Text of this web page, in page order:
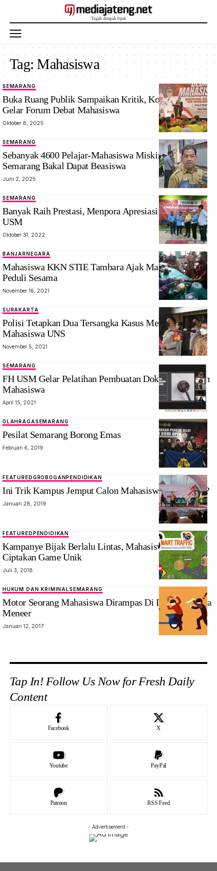
Tag:Mahasiswa
SEMARANG
Buka Ruang Publik Sampaikan Kritik, Kota Semarang
Gelar Forum Debat Mahasiswa
Oktober 8, 2025
SEMARANG
Sebanyak 4600 Pelajar-Mahasiswa Miskin di Kota
Semarang Bakal Dapat Beasiswa
Juni 2, 2025
SEMARANG
Banyak Raih Prestasi, Menpora Apresiasi Mahasiswa
USM
Oktober 31, 2022
BANJARNEGARA
Mahasiswa KKN STIE Tambara Ajak Masyarakat
Peduli Sesama
November 16, 2021
SURAKARTA
Polisi Tetapkan Dua Tersangka Kasus Meninggalnya
Mahasiswa UNS
November 5, 2021
SEMARANG
FH USM Gelar Pelatihan Pembuatan Dokumen Hukum
Mahasiswa
April 15, 2021
OLAHRAGASEMARANG
Pesilat Semarang Borong Emas
Februari 6, 2019
FEATUREDGROBOGANPENDIDIKAN
Ini Trik Kampus Jemput Calon Mahasiswa. Mau tahu ?
Januari 28, 2019
FEATUREDPENDIDIKAN
Kampanye Bijak Berlalu Lintas, Mahasiswa Ini
Ciptakan Game Unik
Juli 3, 2018
HUKUM DAN KRIMINALSEMARANG
Motor Seorang Mahasiswa Dirampas Di Depan Nyonya
Meneer
Januari 12, 2017
Tap In! Follow Us Now for Fresh Daily
Content
Facebook X
Youtube PayPal
Patreon RSS Feed
- Advertisement -